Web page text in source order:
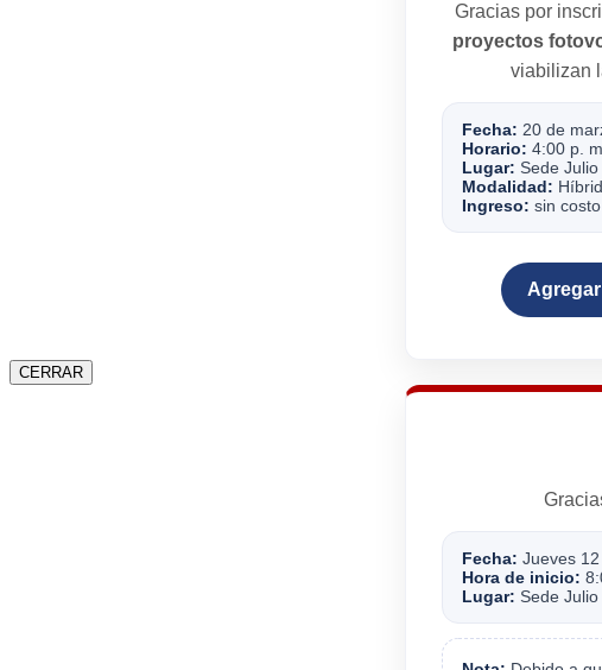
Gracias por
proyectos
viabilizan
Fecha: 20 de
Horario: 4:00 p.
Lugar: Sede
Modalidad:
Ingreso: sin
CERRAR
Fecha: Jueves
Hora de inicio:
Lugar: Sede